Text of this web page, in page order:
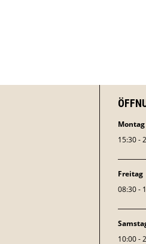
15:30 -
Freitag
08:30 -
10:00 -